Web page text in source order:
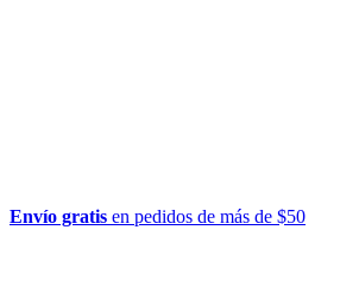
Envío gratis en pedidos de más de $50